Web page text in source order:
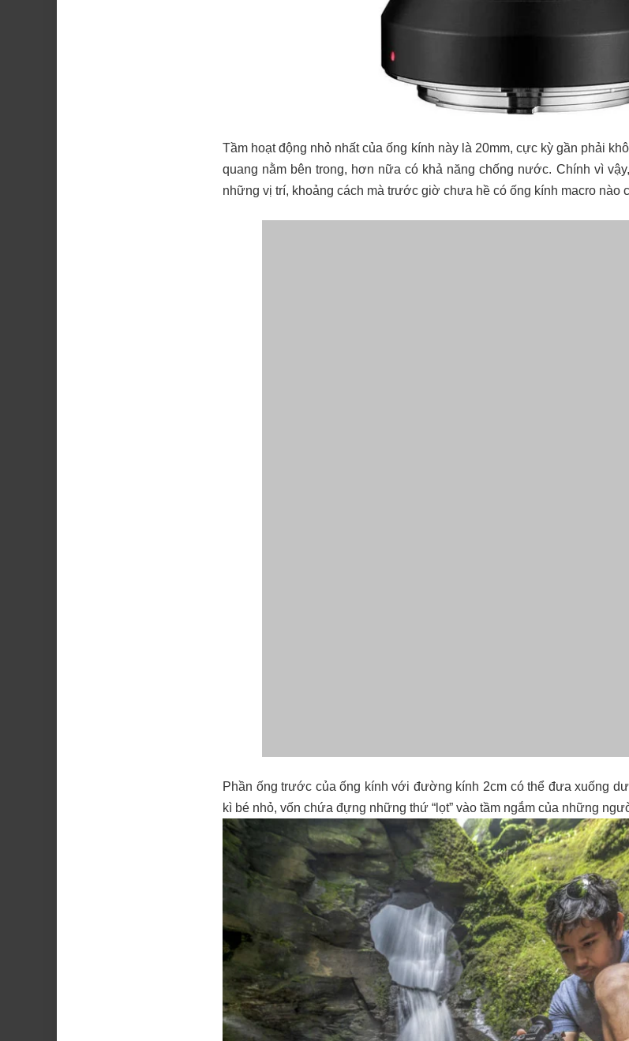
Tầm hoạt động nhỏ nhất của ống kính này là 20mm, cực kỳ gần phải
quang nằm bên trong, hơn nữa có khả năng chống nước. Chính vì
những vị trí, khoảng cách mà trước giờ chưa hề có ống kính macro nào
Phần ống trước của ống kính với đường kính 2cm có thể đưa xuống
kì bé nhỏ, vốn chứa đựng những thứ “lọt” vào tầm ngắm của những